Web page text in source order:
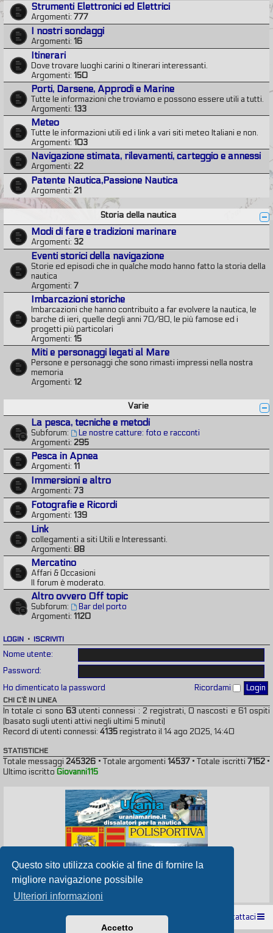
Questo sito utilizza cookie al fine di fornire la
migliore navigazione possibile
Ulteriori informazioni
Accetto
Strumenti Elettronici ed Elettrici
Argomenti: 777
I nostri sondaggi
Argomenti: 16
Itinerari
Dove trovare luoghi carini o Itinerari interessanti.
Argomenti: 150
Porti, Darsene, Approdi e Marine
Tutte le informazioni che troviamo e possono essere utili a tutti.
Argomenti: 133
Meteo
Tutte le informazioni utili ed i link a vari siti meteo Italiani e non.
Argomenti: 103
Navigazione stimata, rilevamenti, carteggio e annessi
Argomenti: 22
Patente Nautica,Passione Nautica
Argomenti: 21
Storia della nautica
Modi di fare e tradizioni marinare
Argomenti: 32
Eventi storici della navigazione
Storie ed episodi che in qualche modo hanno fatto la storia della
nautica
Argomenti: 7
Imbarcazioni storiche
Imbarcazioni che hanno contribuito a far evolvere la nautica, le
barche di ieri, quelle degli anni 70/80, le più famose ed i
progetti più particolari
Argomenti: 15
Miti e personaggi legati al Mare
Persone e personaggi che sono rimasti impressi nella nostra
memoria
Argomenti: 12
Varie
La pesca, tecniche e metodi
Subforum:
Le nostre catture: foto e racconti
Argomenti: 295
Pesca in Apnea
Argomenti: 11
Immersioni e altro
Argomenti: 73
Fotografie e Ricordi
Argomenti: 139
Link
collegamenti a siti Utili e Interessanti.
Argomenti: 88
Mercatino
Affari & Occasioni
Il forum è moderato.
Altro ovvero Off topic
Subforum:
Bar del porto
Argomenti: 1120
LOGIN • ISCRIVITI
Nome utente:
Password:
Ho dimenticato la password
Ricordami
CHI C’È IN LINEA
In totale ci sono 63utenti connessi : 2 registrati, 0 nascosti e 61 ospiti
(basato sugli utenti attivi negli ultimi 5 minuti)
Record di utenti connessi: 4135registrato il 14 ago 2025, 14:40
STATISTICHE
Totale messaggi245326 • Totale argomenti14537 • Totale iscritti 7152•
Ultimo iscritto Giovanni115
Contattaci